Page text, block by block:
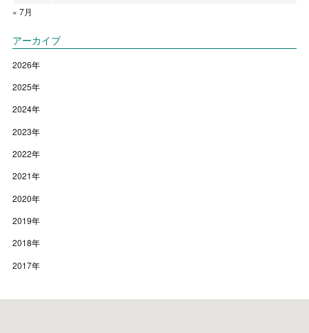
« 7月
アーカイブ
2026年
2025年
2024年
2023年
2022年
2021年
2020年
2019年
2018年
2017年